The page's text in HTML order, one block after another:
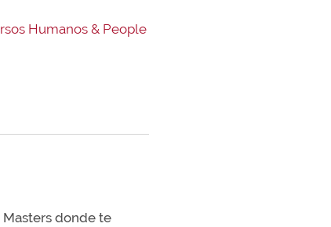
Humanos & People
donde te